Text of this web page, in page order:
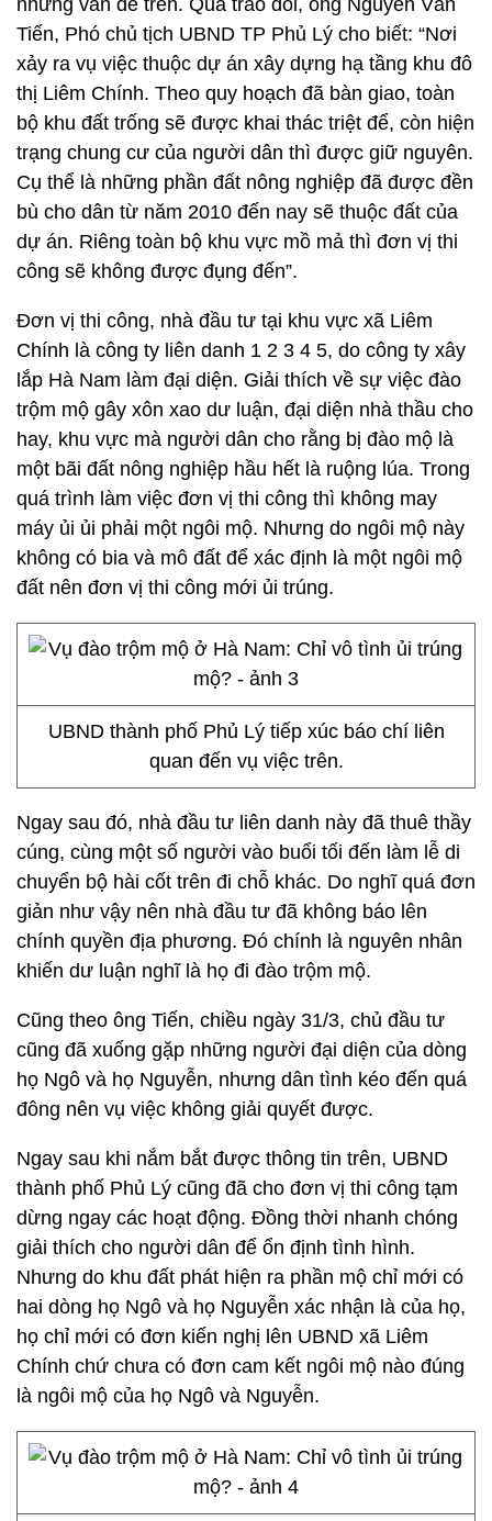
những vẫn đề trên. Qua trao đổi, ông Nguyễn Văn
Tiến, Phó chủ tịch UBND TP Phủ Lý cho biết: “Nơi
xảy ra vụ việc thuộc dự án xây dựng hạ tầng khu đô
thị Liêm Chính. Theo quy hoạch đã bàn giao, toàn
bộ khu đất trống sẽ được khai thác triệt để, còn hiện
trạng chung cư của người dân thì được giữ nguyên.
Cụ thể là những phần đất nông nghiệp đã được đền
bù cho dân từ năm 2010 đến nay sẽ thuộc đất của
dự án. Riêng toàn bộ khu vực mồ mả thì đơn vị thi
công sẽ không được đụng đến”.
Đơn vị thi công, nhà đầu tư tại khu vực xã Liêm
Chính là công ty liên danh 1 2 3 4 5, do công ty xây
lắp Hà Nam làm đại diện. Giải thích về sự việc đào
trộm mộ gây xôn xao dư luận, đại diện nhà thầu cho
hay, khu vực mà người dân cho rằng bị đào mộ là
một bãi đất nông nghiệp hầu hết là ruộng lúa. Trong
quá trình làm việc đơn vị thi công thì không may
máy ủi ủi phải một ngôi mộ. Nhưng do ngôi mộ này
không có bia và mô đất để xác định là một ngôi mộ
đất nên đơn vị thi công mới ủi trúng.
UBND thành phố Phủ Lý tiếp xúc báo chí liên
quan đến vụ việc trên.
Ngay sau đó, nhà đầu tư liên danh này đã thuê thầy
cúng, cùng một số người vào buổi tối đến làm lễ di
chuyển bộ hài cốt trên đi chỗ khác. Do nghĩ quá đơn
giản như vậy nên nhà đầu tư đã không báo lên
chính quyền địa phương. Đó chính là nguyên nhân
khiến dư luận nghĩ là họ đi đào trộm mộ.
Cũng theo ông Tiến, chiều ngày 31/3, chủ đầu tư
cũng đã xuống gặp những người đại diện của dòng
họ Ngô và họ Nguyễn, nhưng dân tình kéo đến quá
đông nên vụ việc không giải quyết được.
Ngay sau khi nắm bắt được thông tin trên, UBND
thành phố Phủ Lý cũng đã cho đơn vị thi công tạm
dừng ngay các hoạt động. Đồng thời nhanh chóng
giải thích cho người dân để ổn định tình hình.
Nhưng do khu đất phát hiện ra phần mộ chỉ mới có
hai dòng họ Ngô và họ Nguyễn xác nhận là của họ,
họ chỉ mới có đơn kiến nghị lên UBND xã Liêm
Chính chứ chưa có đơn cam kết ngôi mộ nào đúng
là ngôi mộ của họ Ngô và Nguyễn.